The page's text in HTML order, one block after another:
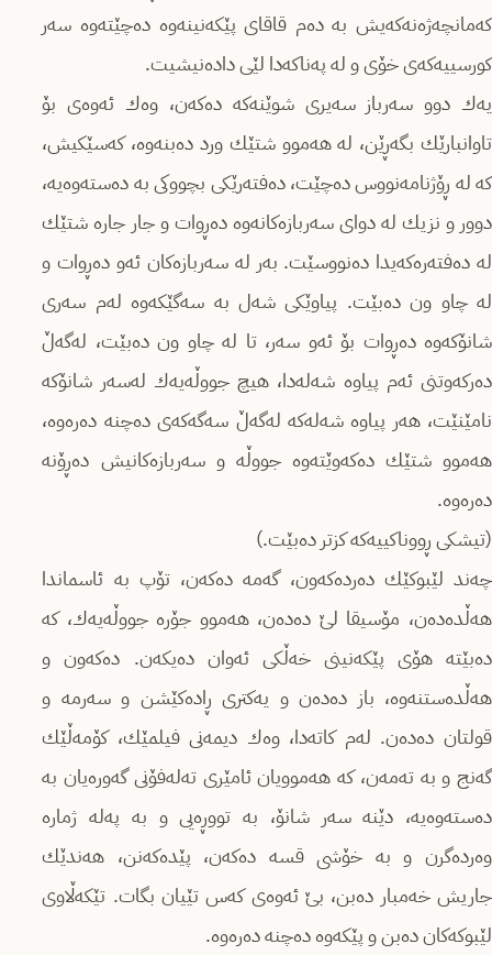
کەمانچەژەنەکەیش بە دەم قاقای پێکەنینەوە دەچێتەوە سەر
کورسییەکەی خۆی و لە پەناکەدا لێی دادەنیشیت.
یەك دوو سەرباز سەیری شوێنەکە دەکەن، وەك ئەوەی بۆ
تاوانبارێك بگەڕێن، لە هەموو شتێك ورد دەبنەوە، کەسێكیش،
که‌ لە ڕۆژنامەنووس دەچێت، دەفتەرێکی بچووکی بە دەستەوەیە،
دوور و نزیك لە دوای سەربازەکانەوە دەڕوات و جار جارە شتێك
لە دەفتەرەکەیدا دەنووسێت. بەر لە سەربازەکان ئەو دەڕوات و
لە چاو ون دەبێت. پیاوێکی شەل بە سەگێکەوە لەم سەری
شانۆکەوە دەڕوات بۆ ئەو سەر، تا لە چاو ون دەبێت، لەگەڵ
دەرکەوتنی ئەم پیاوە شەلەدا، هیچ جووڵەیەك لەسەر شانۆکە
نامێنێت، هەر پیاوە شەلەکە لەگەڵ سەگەکەی دەچنە دەرەوە،
هەموو شتێك دەکەوێتەوە جووڵە و سەربازەکانیش دەڕۆنە
دەرەوە.
(تیشکی ڕووناکییەکە کزتر دەبێت.)
چەند لێبوکێك دەردەکەون، گەمە دەکەن، تۆپ بە ئاسماندا
هەڵدەدەن، مۆسیقا لێ دەدەن، هەموو جۆرە جووڵەیەك، کە
دەبێتە هۆی پێکەنینی خەڵکی ئەوان دەیکەن. دەکەون و
هەڵدەستنەوە، باز دەدەن و یەکتری ڕادەکێشن و سەرمە و
قولتان دەدەن. لەم کاتەدا، وەك دیمەنی فیلمێك، کۆمەڵێك
گەنج و بە تەمەن، کە هەموویان ئامێری تەلەفۆنی گەورەیان بە
دەستەوەیە، دێنە سەر شانۆ، بە تووڕەیی و بە پەلە ژمارە
وەردەگرن و بە خۆشی قسە دەکەن، پێدەکەنن، هەندێك
جاریش خەمبار دەبن، بێ ئەوەی کەس تێیان بگات. تێکەڵاوی
لێبوکەکان دەبن و پێکەوە دەچنە دەرەوە.